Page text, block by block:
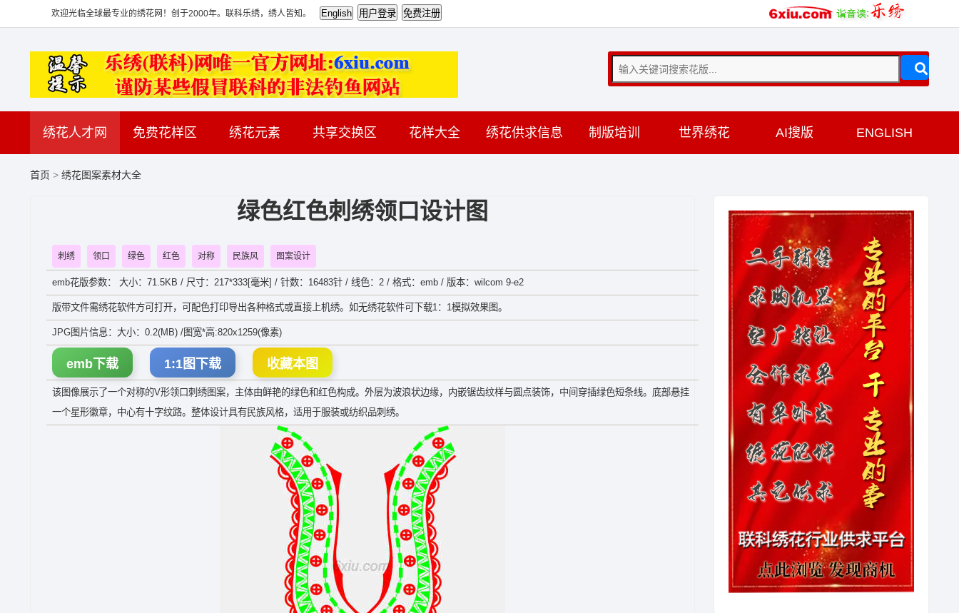
欢迎光临全球最专业的绣花网！创于2000年。联科乐绣，绣人皆知。
绣花人才网 免费花样区 绣花元素 共享交换区 花样大全 绣花供求信息 制版培训 世界绣花 AI搜版 ENGLISH
首页 > 绣花图案素材大全
绿色红色刺绣领口设计图
刺绣 领口 绿色 红色 对称 民族风 图案设计
emb花版参数： 大小：71.5KB / 尺寸：217*333[毫米] / 针数：16483针 / 线色：2 / 格式：emb / 版本：wilcom 9-e2
版带文件需绣花软件方可打开，可配色打印导出各种格式或直接上机绣。如无绣花软件可下载1：1模拟效果图。
JPG图片信息：大小：0.2(MB) /图宽*高:820x1259(像素)
emb下载 1:1图下载 收藏本图
该图像展示了一个对称的V形领口刺绣图案，主体由鲜艳的绿色和红色构成。外层为波浪状边缘，内嵌锯齿纹样与圆点装饰，中间穿插绿色短条线。底部悬挂
一个星形徽章，中心有十字纹路。整体设计具有民族风格，适用于服装或纺织品刺绣。